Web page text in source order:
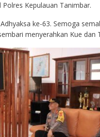
Kepulauan Tanimbar.
ke-63. Semoga
menyerahkan Kue dan